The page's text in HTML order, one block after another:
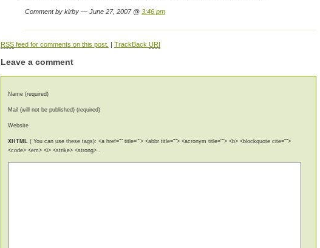
Comment by kirby — June 27, 2007 @ 3:46 pm
RSS feed for comments on this post. | TrackBack URI
Leave a comment
Name (required)
Mail (will not be published) (required)
Website
XHTML
( You can use these tags): <a href="" title=""> <abbr title=""> <acronym title=""> <b> <blockquote cite="">
<code> <em> <i> <strike> <strong> .